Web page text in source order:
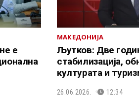
е
МАКЕДОНИЈА
Љутков: Две
стабилизација,
културата и
26.06.2026. 12:34